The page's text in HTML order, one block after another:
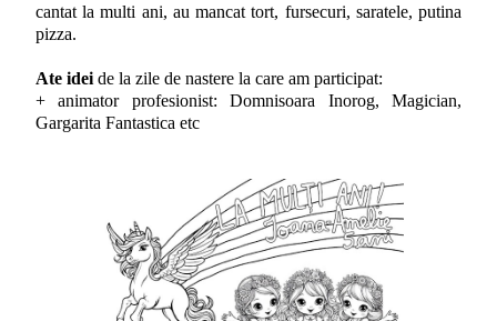
cantat la multi ani, au mancat tort, fursecuri, saratele, putina
pizza.
Ate idei de la zile de nastere la care am participat:
+ animator profesionist: Domnisoara Inorog, Magician,
Gargarita Fantastica etc